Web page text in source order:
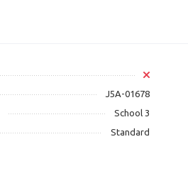
J5A-01678
School 3
Standard